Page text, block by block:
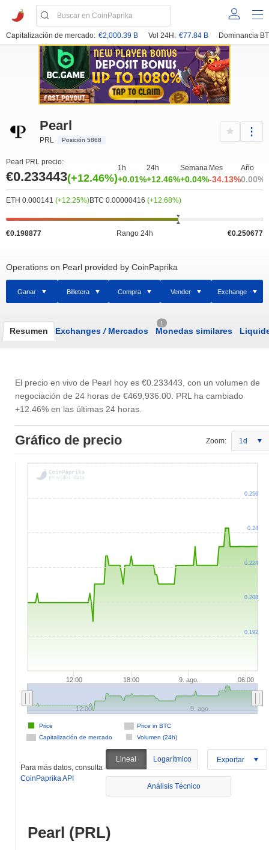
Capitalización de mercado: €2,000.39 B Vol 24H: €77.84 B Dominancia
Pearl
PRL Posición 5868
Pearl PRL precio:
€0.233443(+12.46%)
1h
+0.01%
24h
+12.46%
Semana
+0.04%
Mes
-34.13%
Año
0.00%
ETH 0.000141 (+12.25%)BTC 0.00000416 (+12.68%)
€0.198877 Rango 24h €0.250677
Operations on Pearl provided by CoinPaprika
Ganar Billetera Compra Vender Exchange
Resumen Exchanges /Mercados
1
Monedas similares
El precio en vivo de Pearl hoy es €0.233443 , con un volumen de
negociación de 24 horas de €469,936.00 . PRL ha cambiado
+12.46% en las últimas 24 horas.
Gráfico de precio Zoom: 1d
12:00 18:00 9. ago. 06:00
Price in BTC
Capitalización de mercado
Volumen (24h)
Price
12:00 9. ago.
0.192
0.208
0.224
0.24
0.256
Para más datos, consulta
CoinPaprika API
Lineal Logarítmico Exportar
Análisis Técnico
Pearl (PRL)